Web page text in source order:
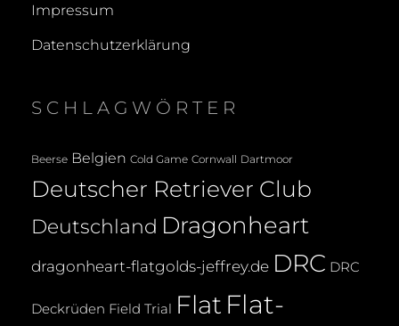
Impressum
Datenschutzerklärung
SCHLAGWÖRTER
Beerse Belgien Cold Game Cornwall Dartmoor
Deutscher Retriever Club
Deutschland Dragonheart
dragonheart-flatgolds-jeffrey.de DRC DRC
Deckrüden Field Trial Flat Flat-